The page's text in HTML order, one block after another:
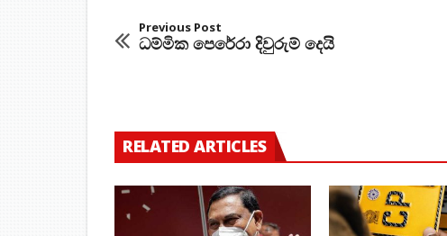
Previous Post
ධම්මික පෙරේරා දිවුරුම් දෙයි
RELATED ARTICLES